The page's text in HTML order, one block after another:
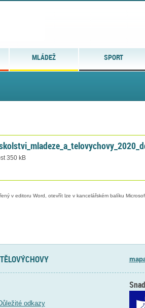
MLÁDEŽ SPORT
350 kB
v editoru Word, otevřít lze v kancelářském balíku
odkazy